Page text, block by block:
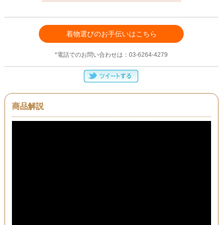
着物選びのお手伝いはこちら
*電話でのお問い合わせは：03-6264-4279
商品解説